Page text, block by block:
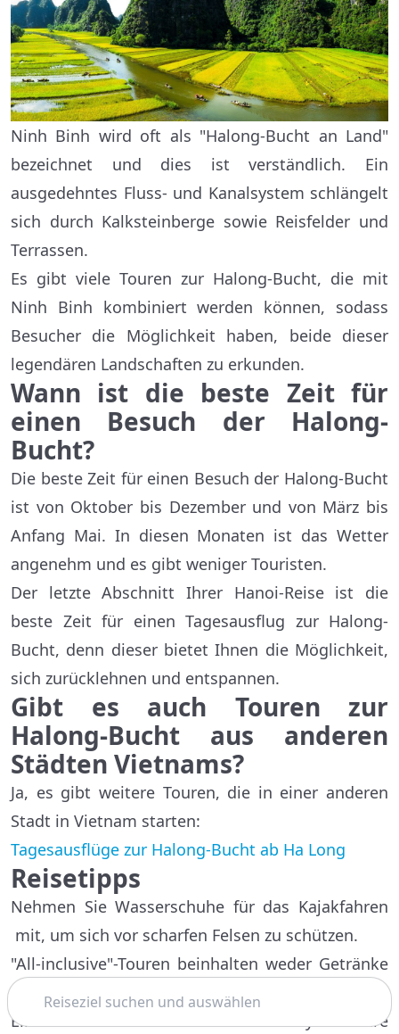
Suchen
Ninh Binh wird oft als "Halong-Bucht an Land"
bezeichnet und dies ist verständlich. Ein
ausgedehntes Fluss- und Kanalsystem schlängelt
sich durch Kalksteinberge sowie Reisfelder und
Terrassen.
Es gibt viele Touren zur Halong-Bucht, die mit
Ninh Binh kombiniert werden können, sodass
Besucher die Möglichkeit haben, beide dieser
legendären Landschaften zu erkunden.
Wann ist die beste Zeit für
einen Besuch der Halong-
Bucht?
Die beste Zeit für einen Besuch der Halong-Bucht
ist von Oktober bis Dezember und von März bis
Anfang Mai. In diesen Monaten ist das Wetter
angenehm und es gibt weniger Touristen.
Der letzte Abschnitt Ihrer Hanoi-Reise ist die
beste Zeit für einen Tagesausflug zur Halong-
Bucht, denn dieser bietet Ihnen die Möglichkeit,
sich zurücklehnen und entspannen.
Gibt es auch Touren zur
Halong-Bucht aus anderen
Städten Vietnams?
Ja, es gibt weitere Touren, die in einer anderen
Stadt in Vietnam starten:
Tagesausflüge zur Halong-Bucht ab Ha Long
Reisetipps
Nehmen Sie Wasserschuhe für das Kajakfahren
mit, um sich vor scharfen Felsen zu schützen.
"All-inclusive"-Touren beinhalten weder Getränke
noch Trinkgeld.
Ein wasserdichte Tasche für Ihr Handy und Ihre